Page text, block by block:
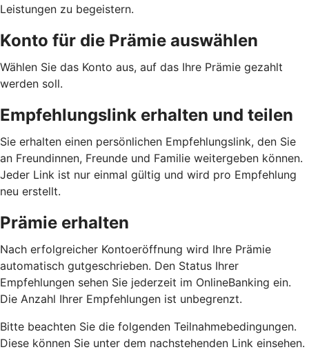
Leistungen zu begeistern.
Konto für die Prämie auswählen
Wählen Sie das Konto aus, auf das Ihre Prämie gezahlt
werden soll.
Empfehlungslink erhalten und teilen
Sie erhalten einen persönlichen Empfehlungslink, den Sie
an Freundinnen, Freunde und Familie weitergeben können.
Jeder Link ist nur einmal gültig und wird pro Empfehlung
neu erstellt.
Prämie erhalten
Nach erfolgreicher Kontoeröffnung wird Ihre Prämie
automatisch gutgeschrieben. Den Status Ihrer
Empfehlungen sehen Sie jederzeit im OnlineBanking ein.
Die Anzahl Ihrer Empfehlungen ist unbegrenzt.
Bitte beachten Sie die folgenden Teilnahmebedingungen.
Diese können Sie unter dem nachstehenden Link einsehen.